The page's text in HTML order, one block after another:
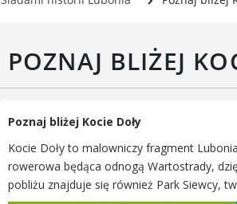
Ogłoszenia o pracę
Plaża Miejska przy ul. Rzecznej
w Luboniu
POZNAJ BLIŻEJ
Poznaj bliżej Kocie Doły
Kocie Doły to malowniczy fragment
rowerowa będąca odnogą Wartostrady,
pobliżu znajduje się również Park Siewcy,